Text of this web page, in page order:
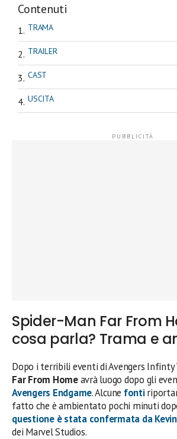
Contenuti
TRAMA
TRAILER
CAST
USCITA
Spider-Man Far From
cosa parla? Trama e
Dopo i terribili eventi di Avengers Infinty
Far From Homeavrà luogo dopo gli
Avengers Endgame. Alcune fonti
fatto che è ambientato pochi minuti
questione è stata confermata da
dei Marvel Studios.